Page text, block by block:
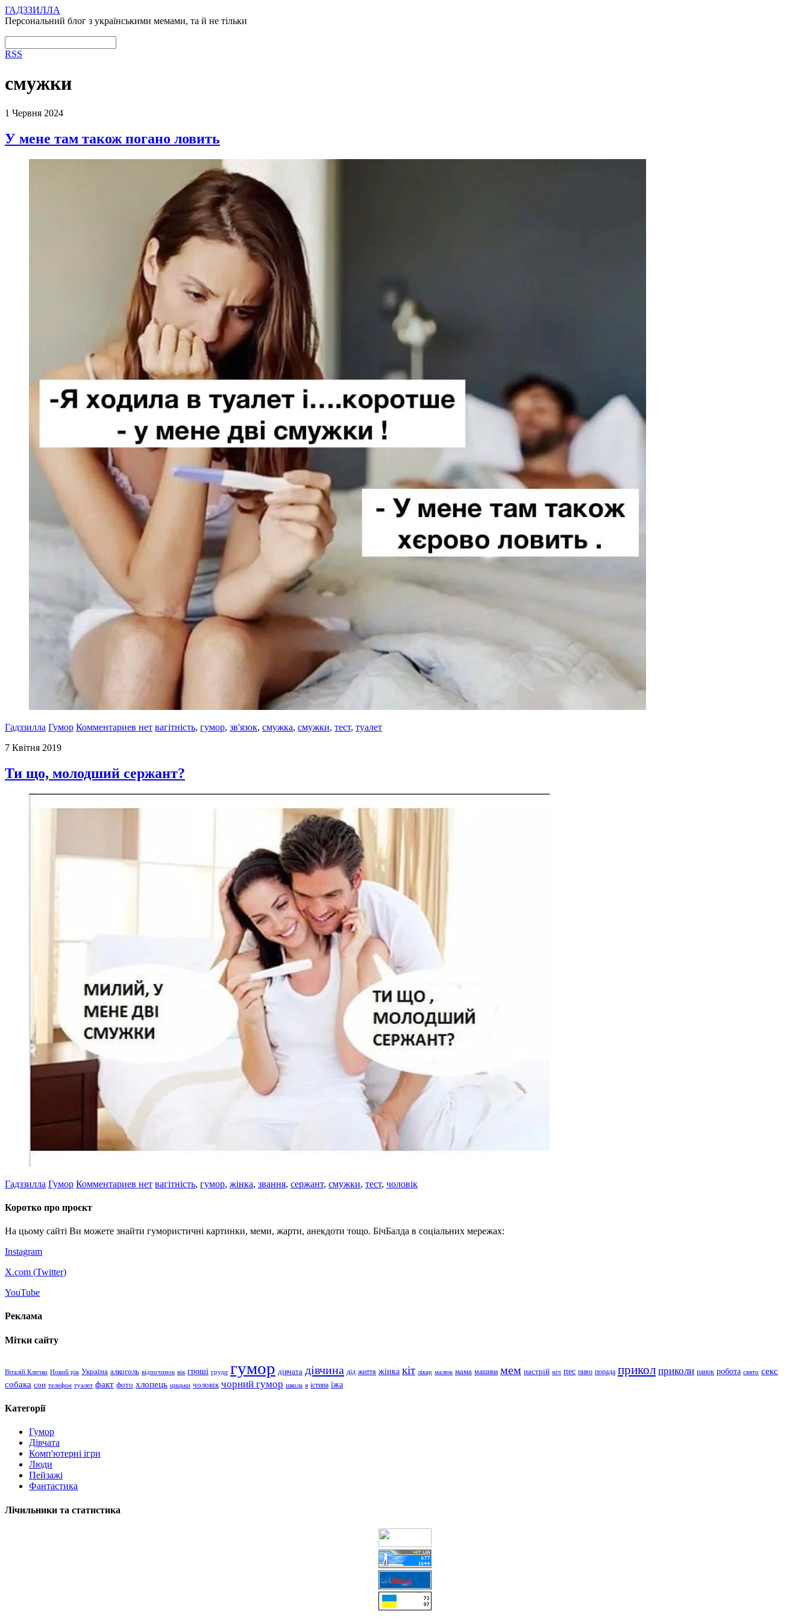
ГАДЗЗИЛЛА
Персональний блог з українськими мемами, та й не тільки
RSS
смужки
1 Червня 2024
У мене там також погано ловить
Гадззилла Гумор Комментариев нет вагітність, гумор, зв'язок, смужка, смужки, тест, туалет
7 Квітня 2019
Ти що, молодший сержант?
Гадззилла Гумор Комментариев нет вагітність, гумор, жінка, звання, сержант, смужки, тест, чоловік
Коротко про проєкт
На цьому сайті Ви можете знайти гумористичні картинки, меми, жарти, анекдоти тощо. БічБалда в соціальних мережах:
Instagram
X.com (Twitter)
YouTube
Реклама
Мітки сайту
Віталій Кличко Новий рік Україна алкоголь відпочинок вік гроші груди гумор дівчата дівчина дід життя жінка кіт лікар малюк мама машина мем настрій ніч пес пиво порада прикол приколи ранок робота свято секс
собака сон телефон туалет факт фото хлопець цицьки чоловік чорний гумор школа я істина їжа
Категорії
Гумор
Дівчата
Комп'ютерні ігри
Люди
Пейзажі
Фантастика
Лічильники та статистика